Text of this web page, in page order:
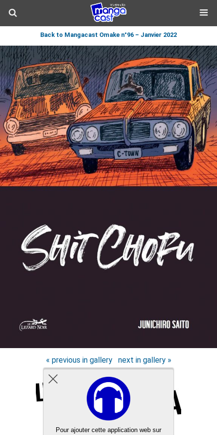
Back to Mangacast Omake n°96 – Janvier 2022
« previous in gallery next in gallery »